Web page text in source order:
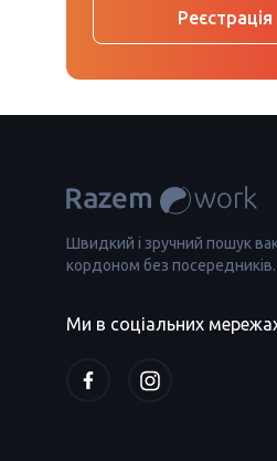
Реєстрація
Швидкий і зручний пошук
кордоном без посередників.
Ми в соціальних